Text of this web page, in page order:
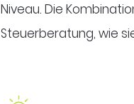
Niveau. Die
Steuerberatung, wie